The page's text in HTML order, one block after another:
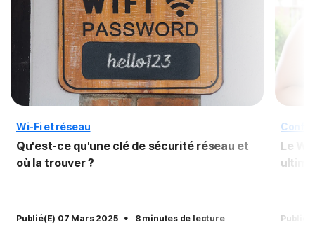
Wi-Fi et réseau
Qu'est-ce qu'une clé de sécurité réseau et
où la trouver ?
Publié(e) 07 Mars 2025 · 8 minutes de lecture
Le